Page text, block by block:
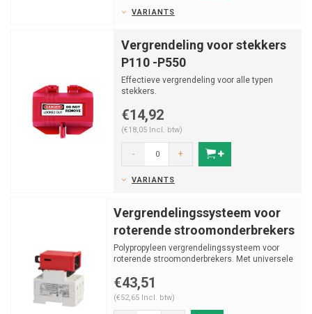
VARIANTS
Vergrendeling voor stekkers
P110 -P550
Effectieve vergrendeling voor alle typen
stekkers.
€14,92
(€18,05 Incl. btw)
- +
VARIANTS
Vergrendelingssysteem voor
roterende stroomonderbrekers
Polypropyleen vergrendelingssysteem voor
roterende stroomonderbrekers. Met universele
€43,51
(€52,65 Incl. btw)